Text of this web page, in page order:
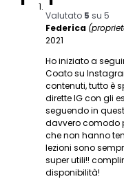
Valutato 5 su 5
Federica
2021
Ho iniziato a
Coato su
contenuti, tutto è
dirette IG con gli
seguendo in
davvero comodo
che non hanno
lezioni sono
super utili!!
disponibilità!